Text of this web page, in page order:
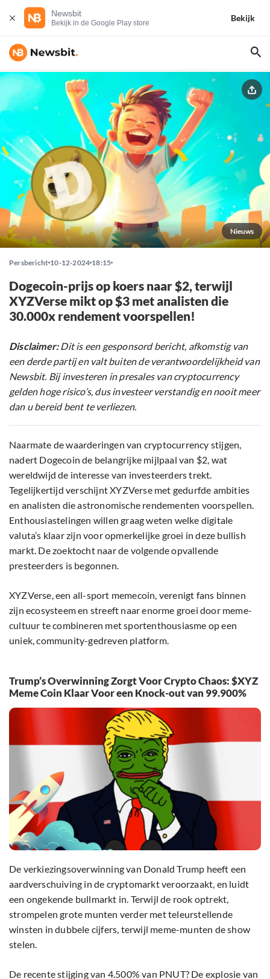
Newsbit
Bekijk in de Google Play store
Bekijk
Nieuws
Persbericht 10-12-2024 18:15
Dogecoin-prijs op koers naar $2, terwijl
XYZVerse mikt op $3 met analisten die
30.000x rendement voorspellen!
Disclaimer:Dit is een gesponsord bericht, afkomstig van
een derde partij en valt buiten de verantwoordelijkheid van
Newsbit. Bij investeren in presales van cryptocurrency
gelden hoge risico’s, dus investeer verstandig en nooit meer
dan u bereid bent te verliezen.
Naarmate de waarderingen van cryptocurrency stijgen,
nadert Dogecoin de belangrijke mijlpaal van $2, wat
wereldwijd de interesse van investeerders trekt.
Tegelijkertijd verschijnt XYZVerse met gedurfde ambities
en analisten die astronomische rendementen voorspellen.
Enthousiastelingen willen graag weten welke digitale
valuta’s klaar zijn voor opmerkelijke groei in deze bullish
markt. De zoektocht naar de volgende opvallende
presteerders is begonnen.
XYZVerse, een all-sport memecoin, verenigt fans binnen
zijn ecosysteem en streeft naar enorme groei door meme-
cultuur te combineren met sportenthousiasme op een
uniek, community-gedreven platform.
Trump’s Overwinning Zorgt Voor Crypto Chaos: $XYZ
Meme Coin Klaar Voor een Knock-out van 99.900%
De verkiezingsoverwinning van Donald Trump heeft een
aardverschuiving in de cryptomarkt veroorzaakt, en luidt
een ongekende bullmarkt in. Terwijl de rook optrekt,
strompelen grote munten verder met teleurstellende
winsten in dubbele cijfers, terwijl meme-munten de show
stelen.
De recente stijging van 4.500% van PNUT? De explosie van